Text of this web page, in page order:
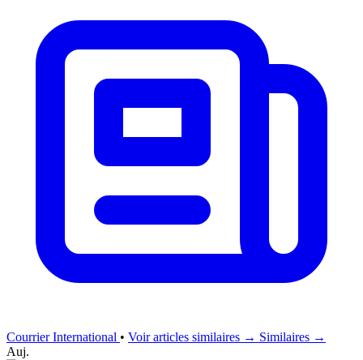
Courrier International • Voir articles similaires → Similaires →
Auj.